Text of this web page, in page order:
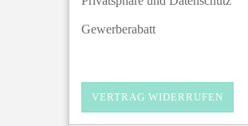
Gewerberabatt
VERTRAG WIDERRUFEN